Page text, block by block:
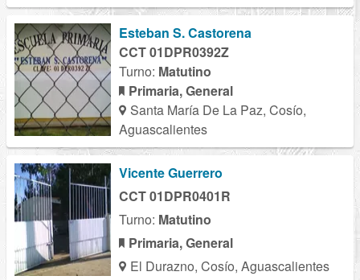
Esteban S. Castorena
CCT 01DPR0392Z
Turno: Matutino
Primaria, General
Santa María De La Paz, Cosío,
Aguascalientes
Vicente Guerrero
CCT 01DPR0401R
Turno: Matutino
Primaria, General
El Durazno, Cosío, Aguascalientes